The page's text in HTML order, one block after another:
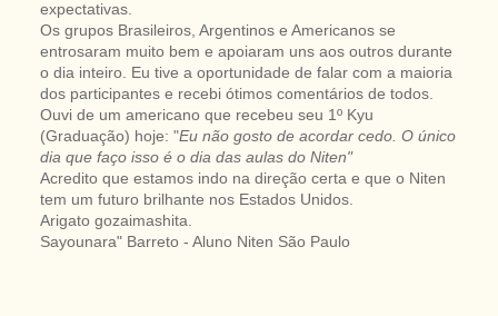
expectativas.
Os grupos Brasileiros, Argentinos e Americanos se
entrosaram muito bem e apoiaram uns aos outros durante
o dia inteiro. Eu tive a oportunidade de falar com a maioria
dos participantes e recebi ótimos comentários de todos.
Ouvi de um americano que recebeu seu 1º Kyu
(Graduação) hoje: "Eu não gosto de acordar cedo. O único
dia que faço isso é o dia das aulas do Niten"
Acredito que estamos indo na direção certa e que o Niten
tem um futuro brilhante nos Estados Unidos.
Arigato gozaimashita.
Sayounara" Barreto - Aluno Niten São Paulo